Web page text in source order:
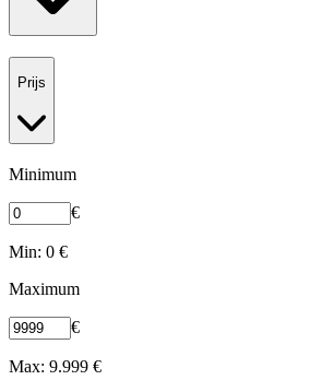
Prijs
Minimum
€
Min: 0 €
Maximum
€
Max: 9.999 €